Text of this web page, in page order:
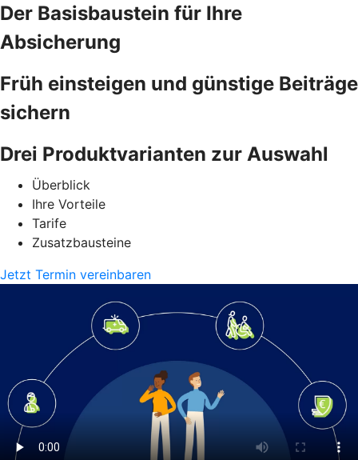
Der Basisbaustein für Ihre
Absicherung
Früh einsteigen und günstige Beiträge
sichern
Drei Produktvarianten zur Auswahl
Überblick
Ihre Vorteile
Tarife
Zusatzbausteine
Jetzt Termin vereinbaren